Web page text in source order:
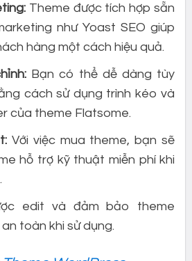
Theme được tích hợp sẵn
như Yoast SEO giúp
hàng một cách hiệu quả.
Bạn có thể dễ dàng tùy
cách sử dụng trình kéo và
của theme Flatsome.
Với việc mua theme, bạn sẽ
hỗ trợ kỹ thuật miễn phí khi
edit và đảm bảo theme
toàn khi sử dụng.